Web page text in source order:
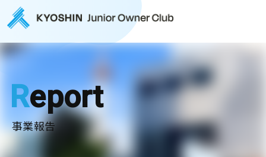
Report
事業報告